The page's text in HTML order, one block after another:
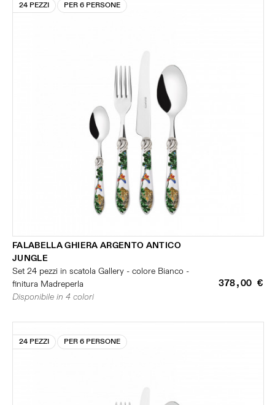
24 PEZZI PER 6 PERSONE
FALABELLA GHIERA ARGENTO ANTICO
JUNGLE
Set 24 pezzi in scatola Gallery - colore Bianco -
finitura Madreperla
378,00 €
Disponibile in 4 colori
24 PEZZI PER 6 PERSONE